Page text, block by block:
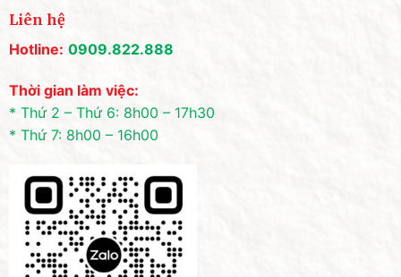
Liên hệ
Hotline: 0909.822.888
Thời gian làm việc:
* Thứ 2 – Thứ 6: 8h00 – 17h30
* Thứ 7: 8h00 – 16h00